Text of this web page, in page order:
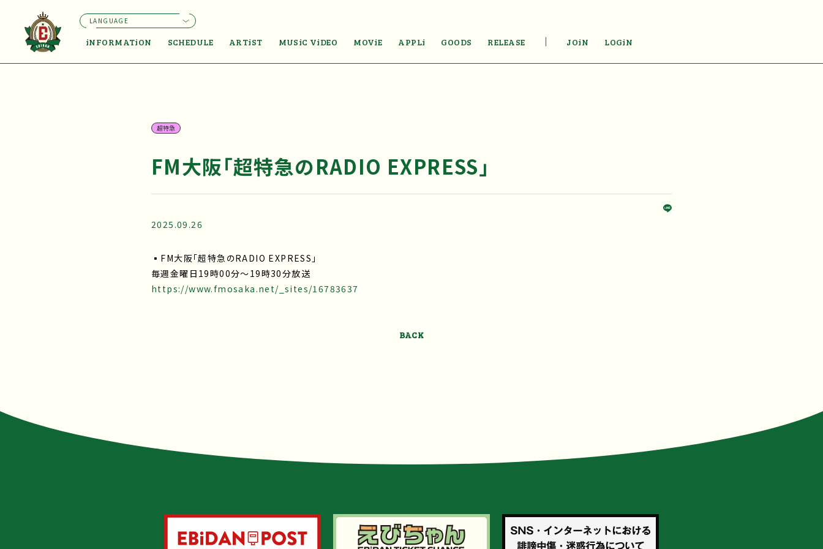
iNFORMATiON SCHEDULE ARTiST MUSiC ViDEO MOViE APPLi GOODS RELEASE JOiN LOGiN
LANGUAGE
超特急
FM大阪「超特急のRADIO EXPRESS」
2025.09.26
▪FM大阪「超特急のRADIO EXPRESS」
毎週金曜日19時00分〜19時30分放送
https://www.fmosaka.net/_sites/16783637
BACK